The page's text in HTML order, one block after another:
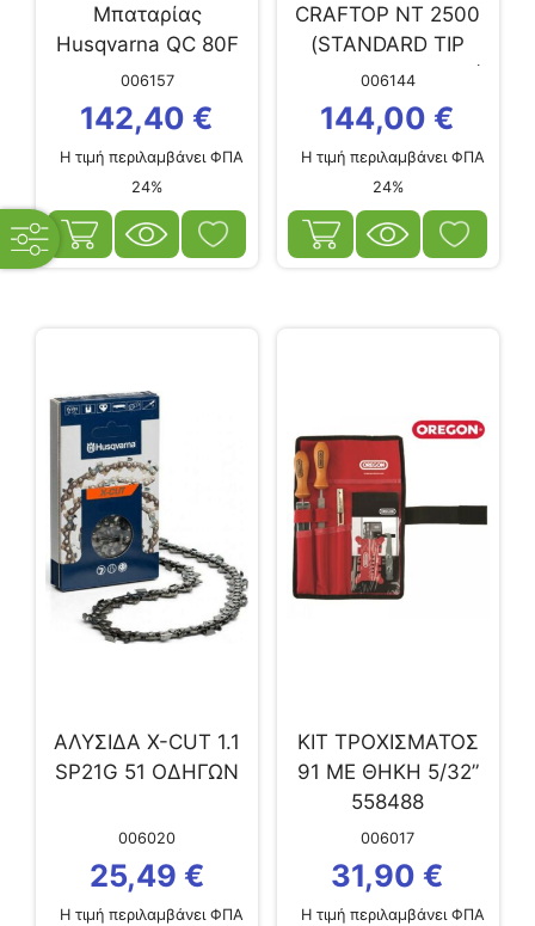
Μπαταρίας
Husqvarna QC 80F
006157
142,40 €
Η τιμή περιλαμβάνει ΦΠΑ
24%
CRAFTOP NT 2500
(STANDARD TIP
(3/8LP-1.3mm-40L)
006144
144,00 €
Η τιμή περιλαμβάνει ΦΠΑ
24%
ΑΛΥΣΙΔΑ X-CUT 1.1
SΡ21G 51 ΟΔΗΓΩΝ
006020
25,49 €
Η τιμή περιλαμβάνει ΦΠΑ
ΚΙΤ ΤΡΟΧΙΣΜΑΤΟΣ
91 ΜΕ ΘΗΚΗ 5/32”
558488
006017
31,90 €
Η τιμή περιλαμβάνει ΦΠΑ
open
filters